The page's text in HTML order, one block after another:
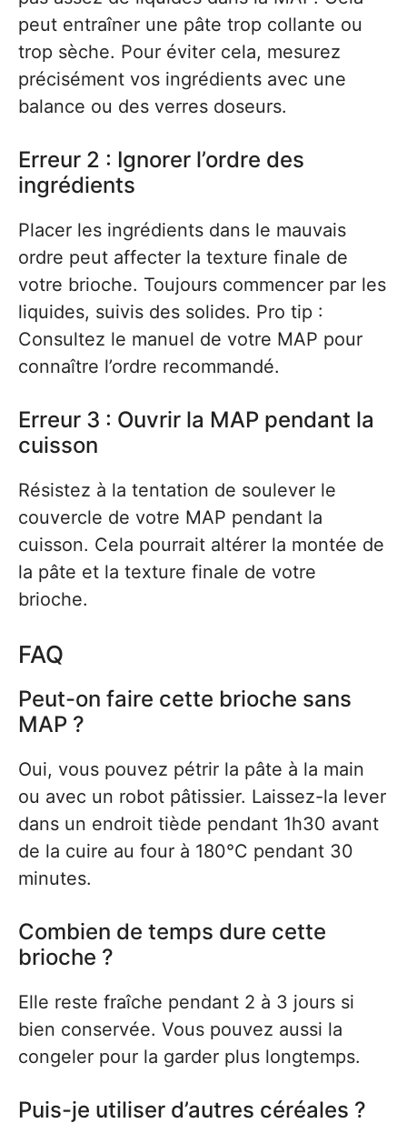
peut entraîner une pâte trop collante ou
trop sèche. Pour éviter cela, mesurez
précisément vos ingrédients avec une
balance ou des verres doseurs.
Erreur 2 : Ignorer l’ordre des
ingrédients
Placer les ingrédients dans le mauvais
ordre peut affecter la texture finale de
votre brioche. Toujours commencer par les
liquides, suivis des solides. Pro tip :
Consultez le manuel de votre MAP pour
connaître l’ordre recommandé.
Erreur 3 : Ouvrir la MAP pendant la
cuisson
Résistez à la tentation de soulever le
couvercle de votre MAP pendant la
cuisson. Cela pourrait altérer la montée de
la pâte et la texture finale de votre
brioche.
FAQ
Peut-on faire cette brioche sans
MAP ?
Oui, vous pouvez pétrir la pâte à la main
ou avec un robot pâtissier. Laissez-la lever
dans un endroit tiède pendant 1h30 avant
de la cuire au four à 180°C pendant 30
minutes.
Combien de temps dure cette
brioche ?
Elle reste fraîche pendant 2 à 3 jours si
bien conservée. Vous pouvez aussi la
congeler pour la garder plus longtemps.
Puis-je utiliser d’autres céréales ?